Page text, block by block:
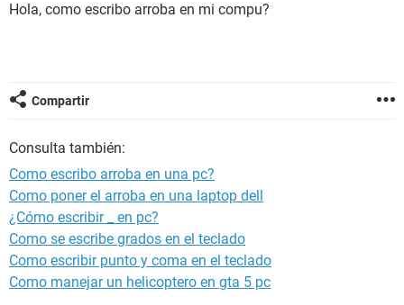
Hola, como escribo arroba en mi compu?
Compartir
Consulta también:
Como escribo arroba en una pc?
Como poner el arroba en una laptop dell
¿Cómo escribir _ en pc?
Como se escribe grados en el teclado
Como escribir punto y coma en el teclado
Como manejar un helicoptero en gta 5 pc